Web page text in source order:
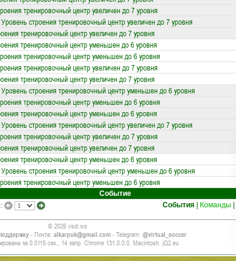
тренировочный центр увеличен до 7 уровня
Уровень строения тренировочный центр увеличен до 7 уровня
тренировочный центр увеличен до 7 уровня
тренировочный центр уменьшен до 6 уровня
тренировочный центр уменьшен до 6 уровня
тренировочный центр увеличен до 7 уровня
тренировочный центр увеличен до 7 уровня
Уровень строения тренировочный центр уменьшен до 6 уровня
тренировочный центр уменьшен до 6 уровня
тренировочный центр уменьшен до 6 уровня
Уровень строения тренировочный центр увеличен до 7 уровня
тренировочный центр увеличен до 7 уровня
тренировочный центр увеличен до 7 уровня
тренировочный центр уменьшен до 6 уровня
Уровень строения тренировочный центр уменьшен до 6 уровня
тренировочный центр уменьшен до 6 уровня
Событие
События Команды
© 2026 vsol.ws
- Почта: alkarpuk@gmail.com- Telegram: @virtual_soccer
за 0.0115 сек., 14 запр. Chrome 131.0.0.0. Macintosh. jQ2.eu